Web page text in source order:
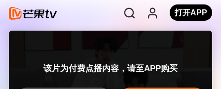
打开APP
该片为付费点播内容，请至APP购买